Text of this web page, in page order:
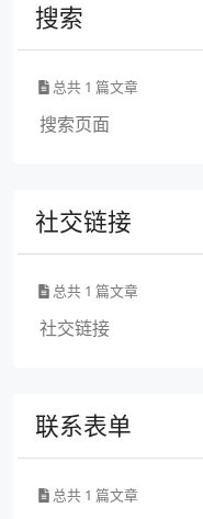
搜索
总共 1 篇文章
搜索页面
社交链接
总共 1 篇文章
社交链接
联系表单
总共 1 篇文章